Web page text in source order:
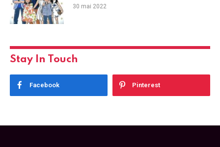
30 mai 2022
Stay In Touch
Facebook Pinterest